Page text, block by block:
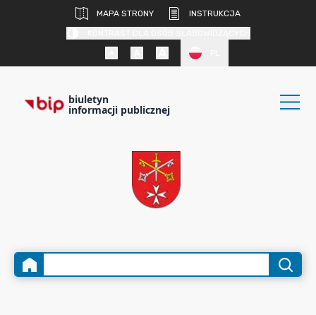
MAPA STRONY
INSTRUKCJA
biuletyn
informacji publicznej